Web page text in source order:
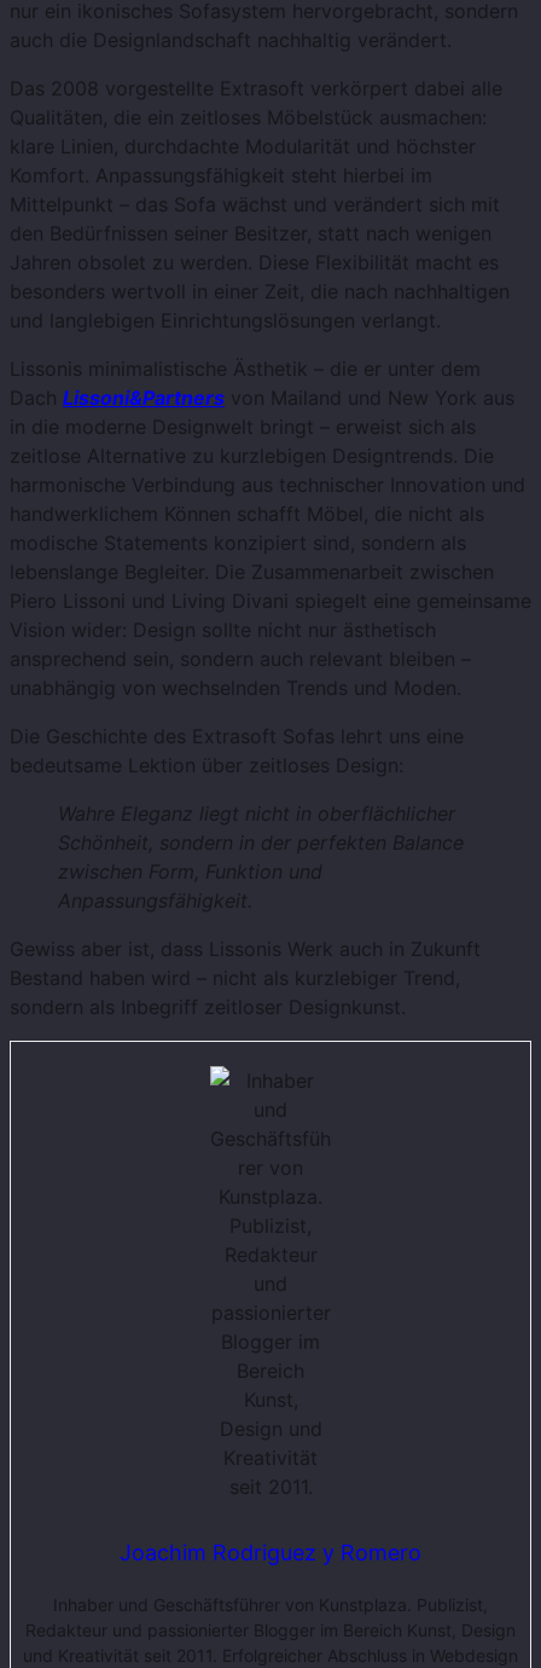
nur ein ikonisches Sofasystem hervorgebracht, sondern
auch die Designlandschaft nachhaltig verändert.
Das 2008 vorgestellte Extrasoft verkörpert dabei alle
Qualitäten, die ein zeitloses Möbelstück ausmachen:
klare Linien, durchdachte Modularität und höchster
Komfort. Anpassungsfähigkeit steht hierbei im
Mittelpunkt – das Sofa wächst und verändert sich mit
den Bedürfnissen seiner Besitzer, statt nach wenigen
Jahren obsolet zu werden. Diese Flexibilität macht es
besonders wertvoll in einer Zeit, die nach nachhaltigen
und langlebigen Einrichtungslösungen verlangt.
Lissonis minimalistische Ästhetik – die er unter dem
Dach Lissoni&Partners von Mailand und New York aus
in die moderne Designwelt bringt – erweist sich als
zeitlose Alternative zu kurzlebigen Designtrends. Die
harmonische Verbindung aus technischer Innovation und
handwerklichem Können schafft Möbel, die nicht als
modische Statements konzipiert sind, sondern als
lebenslange Begleiter. Die Zusammenarbeit zwischen
Piero Lissoni und Living Divani spiegelt eine gemeinsame
Vision wider: Design sollte nicht nur ästhetisch
ansprechend sein, sondern auch relevant bleiben –
unabhängig von wechselnden Trends und Moden.
Die Geschichte des Extrasoft Sofas lehrt uns eine
bedeutsame Lektion über zeitloses Design:
Wahre Eleganz liegt nicht in oberflächlicher
Schönheit, sondern in der perfekten Balance
zwischen Form, Funktion und
Anpassungsfähigkeit.
Gewiss aber ist, dass Lissonis Werk auch in Zukunft
Bestand haben wird – nicht als kurzlebiger Trend,
sondern als Inbegriff zeitloser Designkunst.
Joachim Rodriguez y Romero
Inhaber und Geschäftsführer von Kunstplaza. Publizist,
Redakteur und passionierter Blogger im Bereich Kunst, Design
und Kreativität seit 2011. Erfolgreicher Abschluss in Webdesign